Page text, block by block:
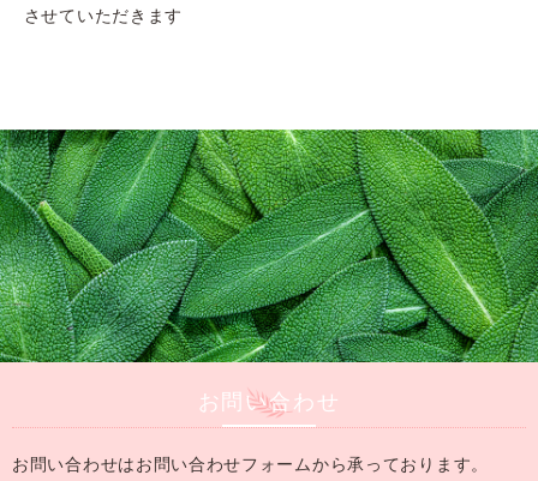
させていただきます
お問い合わせ
お問い合わせはお問い合わせフォームから承っております。